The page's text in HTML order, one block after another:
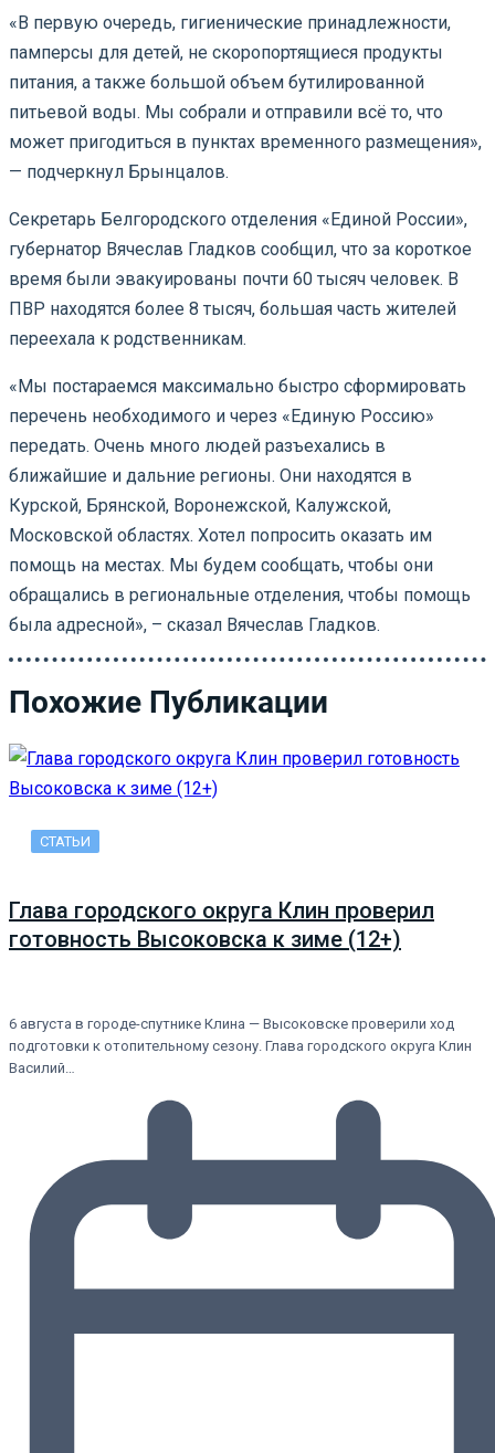
«В первую очередь, гигиенические принадлежности,
памперсы для детей, не скоропортящиеся продукты
питания, а также большой объем бутилированной
питьевой воды. Мы собрали и отправили всё то, что
может пригодиться в пунктах временного размещения»,
— подчеркнул Брынцалов.
Секретарь Белгородского отделения «Единой России»,
губернатор Вячеслав Гладков сообщил, что за короткое
время были эвакуированы почти 60 тысяч человек. В
ПВР находятся более 8 тысяч, большая часть жителей
переехала к родственникам.
«Мы постараемся максимально быстро сформировать
перечень необходимого и через «Единую Россию»
передать. Очень много людей разъехались в
ближайшие и дальние регионы. Они находятся в
Курской, Брянской, Воронежской, Калужской,
Московской областях. Хотел попросить оказать им
помощь на местах. Мы будем сообщать, чтобы они
обращались в региональные отделения, чтобы помощь
была адресной», – сказал Вячеслав Гладков.
Похожие Публикации
СТАТЬИ
Глава городского округа Клин проверил
готовность Высоковска к зиме (12+)
6 августа в городе-спутнике Клина — Высоковске проверили ход
подготовки к отопительному сезону. Глава городского округа Клин
Василий…